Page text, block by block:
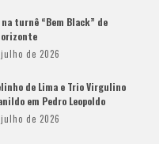
turnê “Bem Black” de
de 2026
de Lima e Trio Virgulino
em Pedro Leopoldo
de 2026